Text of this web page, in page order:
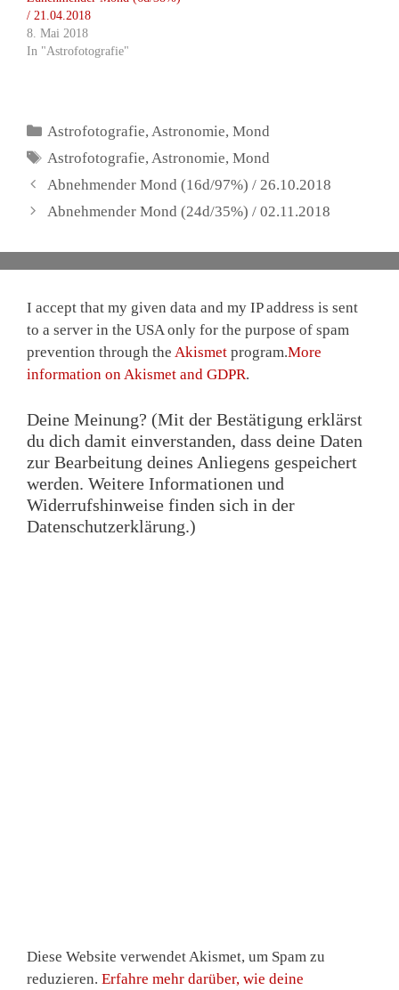
/ 21.04.2018
8. Mai 2018
In "Astrofotografie"
Kategorien
Astrofotografie,Astronomie,Mond
Schlagwörter
Astrofotografie,Astronomie,Mond
Abnehmender Mond (16d/97%) / 26.10.2018
Abnehmender Mond (24d/35%) / 02.11.2018
I accept that my given data and my IP address is sent
to a server in the USA only for the purpose of spam
prevention through the Akismet program.More
information on Akismet and GDPR.
Deine Meinung? (Mit der Bestätigung erklärst
du dich damit einverstanden, dass deine Daten
zur Bearbeitung deines Anliegens gespeichert
werden. Weitere Informationen und
Widerrufshinweise finden sich in der
Datenschutzerklärung.)
Diese Website verwendet Akismet, um Spam zu
reduzieren. Erfahre mehr darüber, wie deine